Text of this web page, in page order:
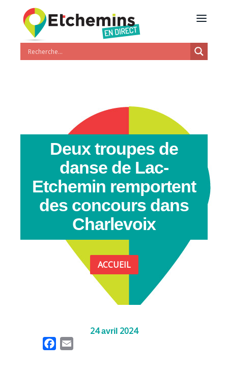
Deux troupes de
danse de Lac-
Etchemin remportent
des concours dans
Charlevoix
ACCUEIL
24 avril 2024